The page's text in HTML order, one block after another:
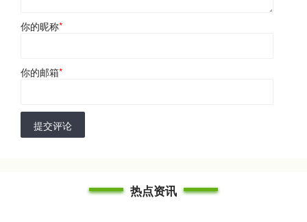
你的昵称*
你的邮箱*
提交评论
热点资讯